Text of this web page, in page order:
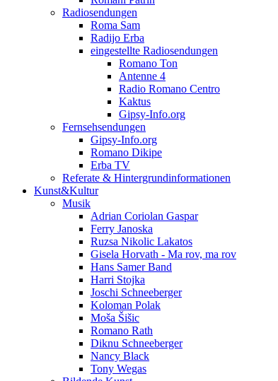
Radiosendungen
Roma Sam
Radijo Erba
eingestellte Radiosendungen
Romano Ton
Antenne 4
Radio Romano Centro
Kaktus
Gipsy-Info.org
Fernsehsendungen
Gipsy-Info.org
Romano Dikipe
Erba TV
Referate & Hintergrundinformationen
Kunst&Kultur
Musik
Adrian Coriolan Gaspar
Ferry Janoska
Ruzsa Nikolic Lakatos
Gisela Horvath - Ma rov, ma rov
Hans Samer Band
Harri Stojka
Joschi Schneeberger
Koloman Polak
Moša Šišic
Romano Rath
Diknu Schneeberger
Nancy Black
Tony Wegas